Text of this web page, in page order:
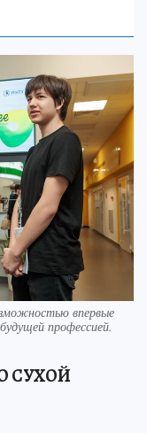
впервые
профессией.
СУХОЙ